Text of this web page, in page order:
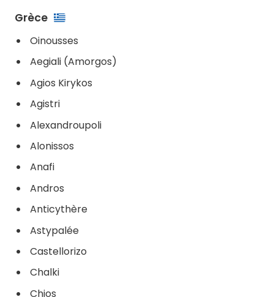
Grèce
Oinousses
Aegiali (Amorgos)
Agios Kirykos
Agistri
Alexandroupoli
Alonissos
Anafi
Andros
Anticythère
Astypalée
Castellorizo
Chalki
Chios